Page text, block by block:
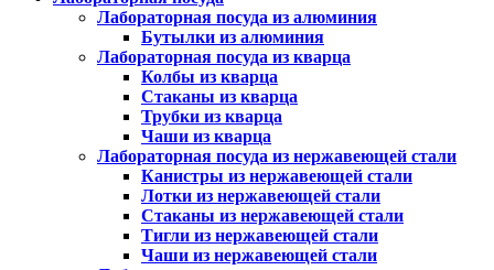
Лабораторная посуда из алюминия
Бутылки из алюминия
Лабораторная посуда из кварца
Колбы из кварца
Стаканы из кварца
Трубки из кварца
Чаши из кварца
Лабораторная посуда из нержавеющей стали
Канистры из нержавеющей стали
Лотки из нержавеющей стали
Стаканы из нержавеющей стали
Тигли из нержавеющей стали
Чаши из нержавеющей стали